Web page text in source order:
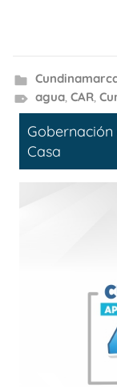
agua, CAR,
Casa